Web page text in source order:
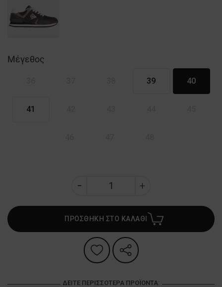
Μέγεθος
39 40
41
ΠΡΟΣΘΗΚΗ ΣΤΟ ΚΑΛΑΘΙ
ΔΕΊΤΕ ΠΕΡΙΣΣΌΤΕΡΑ ΠΡΟΪΌΝΤΑ: